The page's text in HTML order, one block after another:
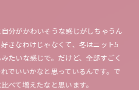
分がかわいそうな感じがしちゃうん
きなわけじゃなくて、冬はニット5
たいな感じで。だけど、全部すごく
でいいかなと思っているんです。で
べて増えたなと思います。